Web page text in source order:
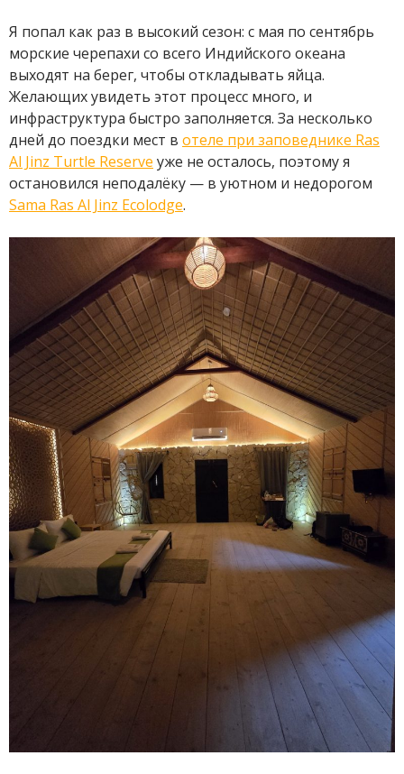
Я попал как раз в высокий сезон: с мая по сентябрь
морские черепахи со всего Индийского океана
выходят на берег, чтобы откладывать яйца.
Желающих увидеть этот процесс много, и
инфраструктура быстро заполняется. За несколько
дней до поездки мест в отеле при заповеднике Ras
Al Jinz Turtle Reserve уже не осталось, поэтому я
остановился неподалёку — в уютном и недорогом
Sama Ras Al Jinz Ecolodge.